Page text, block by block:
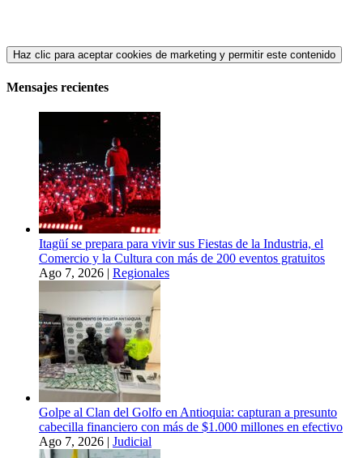
Haz clic para aceptar cookies de marketing y permitir este contenido
Mensajes recientes
Itagüí se prepara para vivir sus Fiestas de la Industria, el
Comercio y la Cultura con más de 200 eventos gratuitos
Ago 7, 2026 | Regionales
Golpe al Clan del Golfo en Antioquia: capturan a presunto
cabecilla financiero con más de $1.000 millones en efectivo
Ago 7, 2026 | Judicial